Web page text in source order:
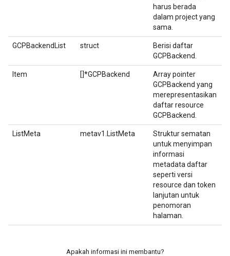
harus berada
dalam project yang
sama.
GCPBackendList struct
Berisi daftar
GCPBackend.
Item []*GCPBackend
Array pointer
GCPBackend yang
merepresentasikan
daftar resource
GCPBackend.
ListMeta metav1.ListMeta
Struktur sematan
untuk menyimpan
informasi
metadata daftar
seperti versi
resource dan token
lanjutan untuk
penomoran
halaman.
Apakah informasi ini membantu?